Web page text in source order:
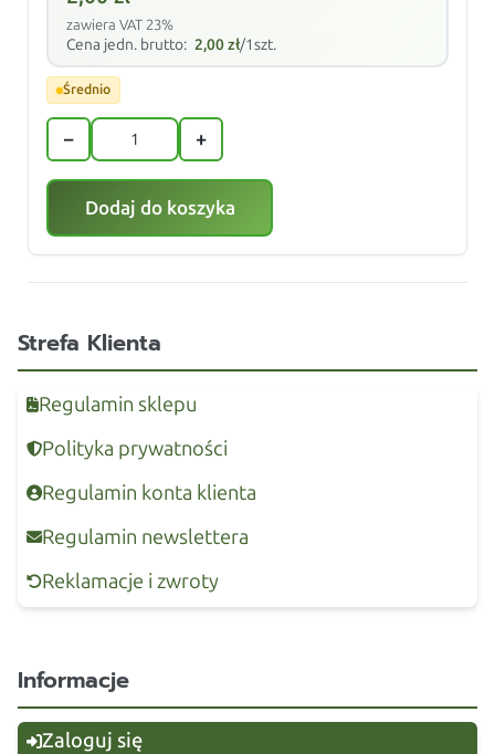
zawiera VAT 23%
Cena jedn. brutto: 2,00zł/1szt.
Średnio
− +
Dodaj do koszyka
Strefa Klienta
Regulamin sklepu
Polityka prywatności
Regulamin konta klienta
Regulamin newslettera
Reklamacje i zwroty
Informacje
Zaloguj się